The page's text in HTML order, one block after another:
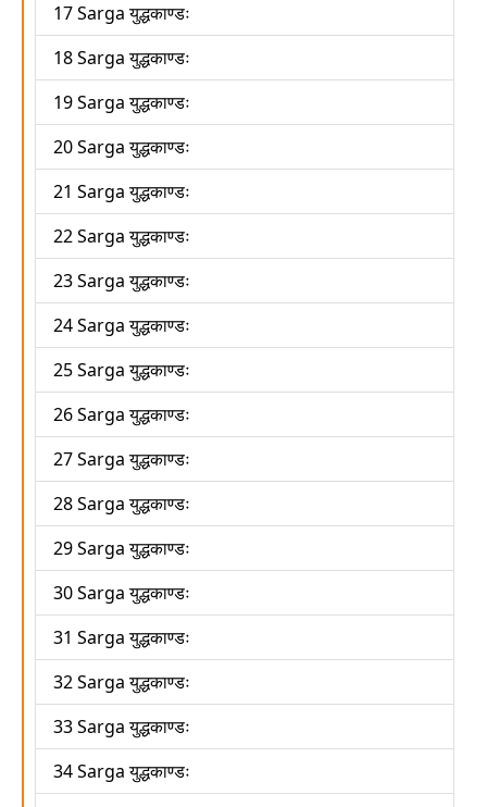
17 Sarga युद्धकाण्डः
18 Sarga युद्धकाण्डः
19 Sarga युद्धकाण्डः
20 Sarga युद्धकाण्डः
21 Sarga युद्धकाण्डः
22 Sarga युद्धकाण्डः
23 Sarga युद्धकाण्डः
24 Sarga युद्धकाण्डः
25 Sarga युद्धकाण्डः
26 Sarga युद्धकाण्डः
27 Sarga युद्धकाण्डः
28 Sarga युद्धकाण्डः
29 Sarga युद्धकाण्डः
30 Sarga युद्धकाण्डः
31 Sarga युद्धकाण्डः
32 Sarga युद्धकाण्डः
33 Sarga युद्धकाण्डः
34 Sarga युद्धकाण्डः